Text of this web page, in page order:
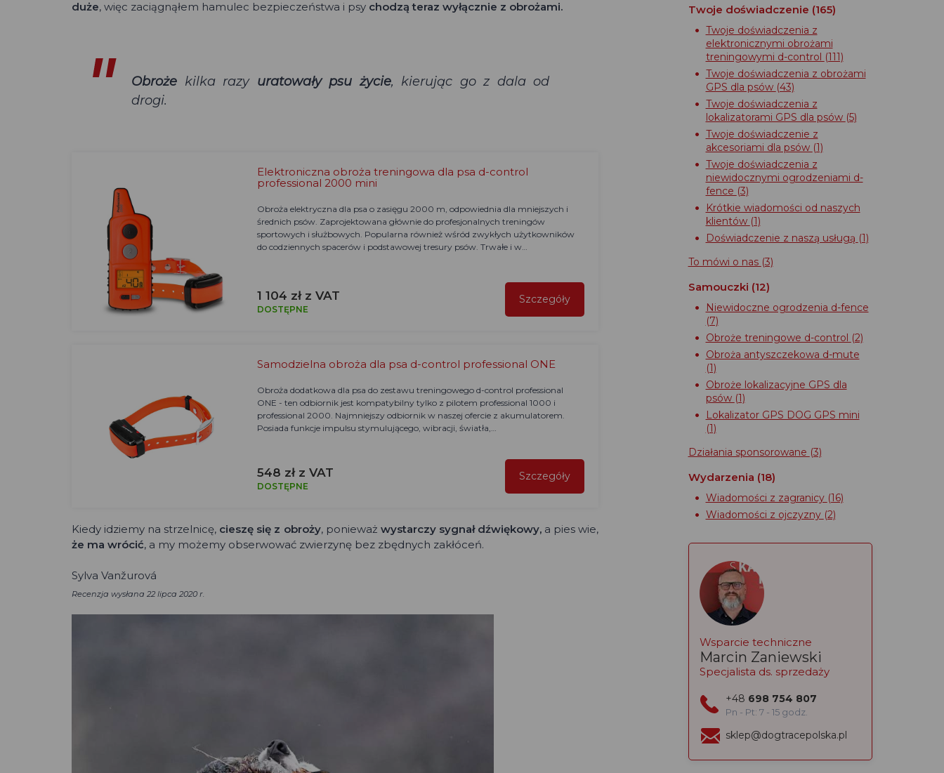
duże, więc zaciągnąłem hamulec bezpieczeństwa i psy chodzą teraz wyłącznie z obrożami.
Obroże kilka razy uratowały psu życie, kierując go z dala od
drogi.
Elektroniczna obroża treningowa dla psa d-control
professional 2000 mini
Obroża elektryczna dla psa o zasięgu 2000 m, odpowiednia dla mniejszych i
średnich psów. Zaprojektowana głównie do profesjonalnych treningów
sportowych i służbowych. Popularna również wśród zwykłych użytkowników
do codziennych spacerów i podstawowej tresury psów. Trwałe i w…
1 104 zł z VAT
DOSTĘPNE
Szczegóły
Samodzielna obroża dla psa d-control professional ONE
Obroża dodatkowa dla psa do zestawu treningowego d-control professional
ONE - ten odbiornik jest kompatybilny tylko z pilotem professional 1000 i
professional 2000. Najmniejszy odbiornik w naszej ofercie z akumulatorem.
Posiada funkcje impulsu stymulującego, wibracji, światła,…
548 zł z VAT
DOSTĘPNE
Szczegóły
Kiedy idziemy na strzelnicę, cieszę się z obroży, ponieważ wystarczy sygnał dźwiękowy,a pies wie,
że ma wrócić, a my możemy obserwować zwierzynę bez zbędnych zakłóceń.
Sylva Vanžurová
Recenzja wysłana 22 lipca 2020 r.
Twoje doświadczenie (165)
Twoje doświadczenia z
elektronicznymi obrożami
treningowymi d-control (111)
Twoje doświadczenia z obrożami
GPS dla psów (43)
Twoje doświadczenia z
lokalizatorami GPS dla psów (5)
Twoje doświadczenie z
akcesoriami dla psów (1)
Twoje doświadczenia z
niewidocznymi ogrodzeniami d-
fence (3)
Krótkie wiadomości od naszych
klientów (1)
Doświadczenie z naszą usługą (1)
To mówi o nas (3)
Samouczki (12)
Niewidoczne ogrodzenia d-fence
(7)
Obroże treningowe d-control (2)
Obroża antyszczekowa d-mute
(1)
Obroże lokalizacyjne GPS dla
psów (1)
Lokalizator GPS DOG GPS mini
(1)
Działania sponsorowane (3)
Wydarzenia (18)
Wiadomości z zagranicy (16)
Wiadomości z ojczyzny (2)
Wsparcie techniczne
Marcin Zaniewski
Specjalista ds. sprzedaży
+48 698 754 807
Pn - Pt: 7 - 15 godz.
sklep@dogtracepolska.pl